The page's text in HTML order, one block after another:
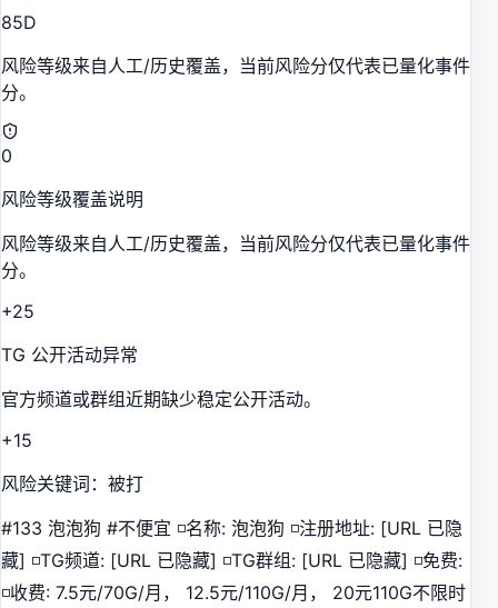
85D
风险等级来自人工/历史覆盖，当前风险分仅代表已量化事件
分。
0
风险等级覆盖说明
风险等级来自人工/历史覆盖，当前风险分仅代表已量化事件
分。
+25
TG 公开活动异常
官方频道或群组近期缺少稳定公开活动。
+15
风险关键词：被打
#133 泡泡狗 #不便宜 ◽️名称: 泡泡狗 ◽️注册地址: [URL 已隐
藏] ◽️TG频道: [URL 已隐藏] ◽️TG群组: [URL 已隐藏] ◽️免费:
◽️收费: 7.5元/70G/月， 12.5元/110G/月， 20元110G不限时